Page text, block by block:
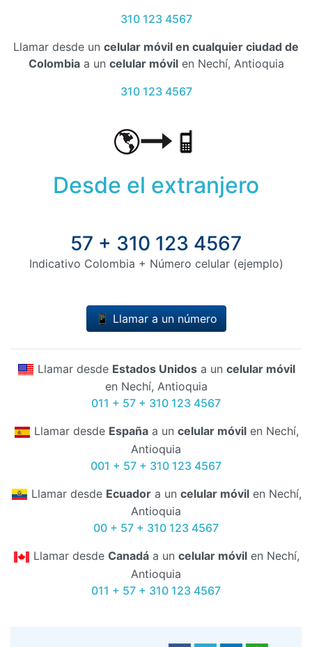
310 123 4567
Llamar desde un celular móvil en cualquier ciudad de
Colombiaa un celular móvilen Nechí, Antioquia
310 123 4567
Desde el extranjero
57 + 310 123 4567
Indicativo Colombia + Número celular (ejemplo)
📱 Llamar a un número
Llamar desde Estados Unidosa un celular móvil
en Nechí, Antioquia
011 + 57 + 310 123 4567
Llamar desde Españaa un celular móvilen Nechí,
Antioquia
001 + 57 + 310 123 4567
Llamar desde Ecuadora un celular móvilen Nechí,
Antioquia
00 + 57 + 310 123 4567
Llamar desde Canadáa un celular móvilen Nechí,
Antioquia
011 + 57 + 310 123 4567